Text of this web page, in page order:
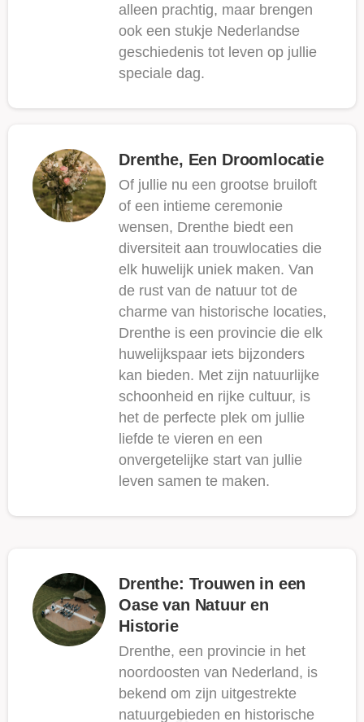
alleen prachtig, maar brengen
ook een stukje Nederlandse
geschiedenis tot leven op jullie
speciale dag.
Drenthe, Een Droomlocatie
Of jullie nu een grootse bruiloft
of een intieme ceremonie
wensen, Drenthe biedt een
diversiteit aan trouwlocaties die
elk huwelijk uniek maken. Van
de rust van de natuur tot de
charme van historische locaties,
Drenthe is een provincie die elk
huwelijkspaar iets bijzonders
kan bieden. Met zijn natuurlijke
schoonheid en rijke cultuur, is
het de perfecte plek om jullie
liefde te vieren en een
onvergetelijke start van jullie
leven samen te maken.
Drenthe: Trouwen in een
Oase van Natuur en
Historie
Drenthe, een provincie in het
noordoosten van Nederland, is
bekend om zijn uitgestrekte
natuurgebieden en historische